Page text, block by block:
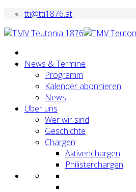
tti@tti1876.at
News & Termine
Programm
Kalender abonnieren
News
Über uns
Wer wir sind
Geschichte
Chargen
Aktivenchargen
Philisterchargen